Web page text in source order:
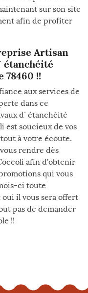
sur son site
afin de profiter
Artisan
étanchéité
78460 !!
aux services de
dans ce
d` étanchéité
est soucieux de vos
à votre écoute.
rendre dès
afin d’obtenir
qui vous
ci toute
il vous sera offert
pas de demander
!!